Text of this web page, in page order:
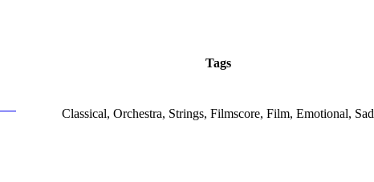
Tags
Classical, Orchestra, Strings, Filmscore, Film, Emotional, Sad